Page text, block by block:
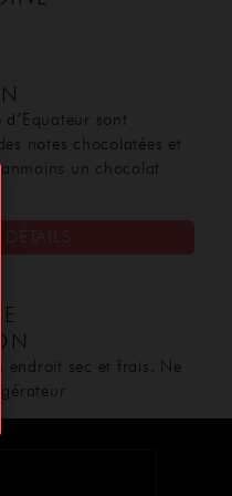
d’Equateur sont
notes chocolatées et
un chocolat
endroit sec et frais. Ne